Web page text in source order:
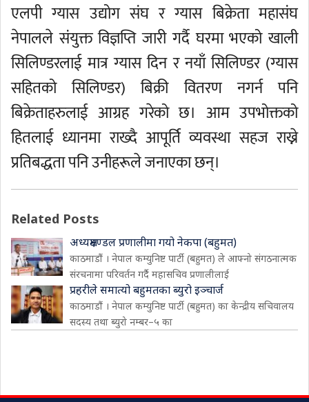
एलपी ग्यास उद्योग संघ र ग्यास बिक्रेता महासंघ
नेपालले संयुक्त विज्ञप्ति जारी गर्दै घरमा भएको खाली
सिलिण्डरलाई मात्र ग्यास दिन र नयाँ सिलिण्डर (ग्यास
सहितको सिलिण्डर) बिक्री वितरण नगर्न पनि
बिक्रेताहरुलाई आग्रह गरेको छ। आम उपभोक्तको
हितलाई ध्यानमा राख्दै आपूर्ति व्यवस्था सहज राख्ने
प्रतिबद्धता पनि उनीहरूले जनाएका छन्।
Related Posts
अध्यक्षमण्डल प्रणालीमा गयो नेकपा (बहुमत)
काठमाडौं । नेपाल कम्युनिष्ट पार्टी (बहुमत) ले आफ्नो संगठनात्मक
संरचनामा परिवर्तन गर्दै महासचिव प्रणालीलाई
प्रहरीले समात्यो बहुमतका ब्युरो इञ्चार्ज
काठमाडौं । नेपाल कम्युनिष्ट पार्टी (बहुमत) का केन्द्रीय सचिवालय
सदस्य तथा ब्युरो नम्बर–५ का